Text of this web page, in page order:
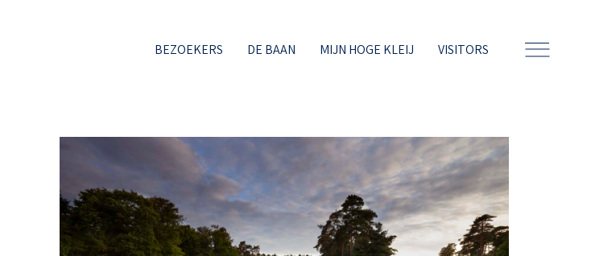
BEZOEKERS DE BAAN MIJN HOGE KLEIJ VISITORS